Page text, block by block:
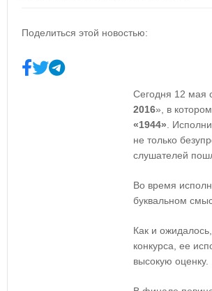
Поделиться этой новостью:
Сегодня 12 мая
2016», в
«1944» .
не только
слушателей
Во время
буквальном
Как и ожидалось,
конкурса, ее
высокую оценку.